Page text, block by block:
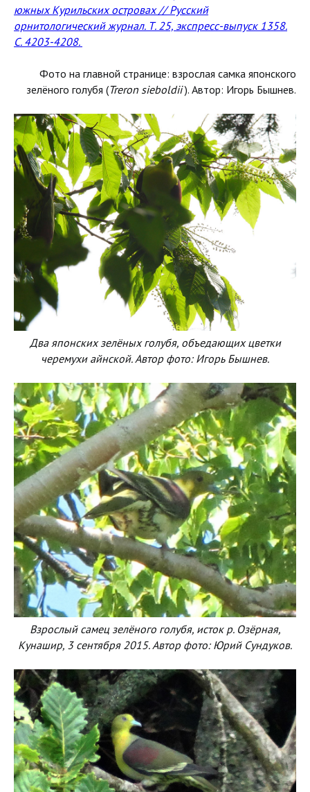
южных Курильских островах // Русский
орнитологический журнал. Т. 25, экспресс-выпуск 1358.
С. 4203-4208.
Фото на главной странице: взрослая самка японского
зелёного голубя (Treron sieboldii). Автор: Игорь Бышнев.
Два японских зелёных голубя, объедающих цветки
черемухи айнской. Автор фото: Игорь Бышнев.
Взрослый самец зелёного голубя, исток р. Озёрная,
Кунашир, 3 сентября 2015. Автор фото: Юрий Сундуков.